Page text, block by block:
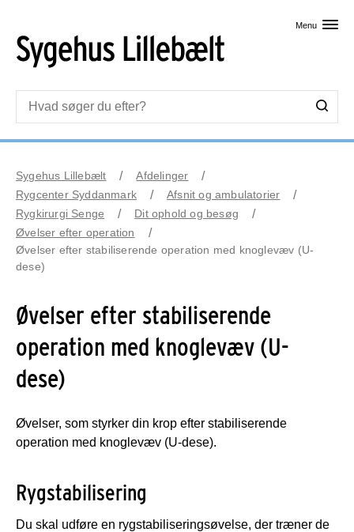
Menu
Sygehus Lillebælt
Afdelinger
Rygcenter Syddanmark
Afsnit og ambulatorier
Rygkirurgi Senge
Dit ophold og besøg
Øvelser efter operation
Øvelser efter stabiliserende operation med knoglevæv (U-
dese)
Øvelser efter stabiliserende
operation med knoglevæv (U-
dese)
Øvelser, som styrker din krop efter stabiliserende
operation med knoglevæv (U-dese).
Rygstabilisering
Du skal udføre en rygstabiliseringsøvelse, der træner de